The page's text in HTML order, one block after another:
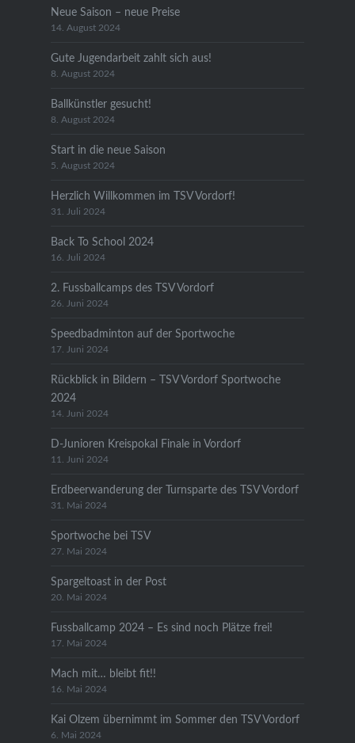
Neue Saison – neue Preise
14. August 2024
Gute Jugendarbeit zahlt sich aus!
8. August 2024
Ballkünstler gesucht!
8. August 2024
Start in die neue Saison
5. August 2024
Herzlich Willkommen im TSV Vordorf!
31. Juli 2024
Back To School 2024
16. Juli 2024
2. Fussballcamps des TSV Vordorf
26. Juni 2024
Speedbadminton auf der Sportwoche
17. Juni 2024
Rückblick in Bildern – TSV Vordorf Sportwoche
2024
14. Juni 2024
D-Junioren Kreispokal Finale in Vordorf
11. Juni 2024
Erdbeerwanderung der Turnsparte des TSV Vordorf
31. Mai 2024
Sportwoche bei TSV
27. Mai 2024
Spargeltoast in der Post
20. Mai 2024
Fussballcamp 2024 – Es sind noch Plätze frei!
17. Mai 2024
Mach mit… bleibt fit!!
16. Mai 2024
Kai Olzem übernimmt im Sommer den TSV Vordorf
6. Mai 2024